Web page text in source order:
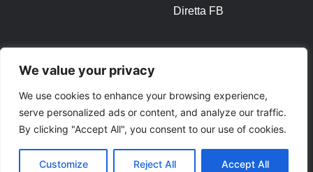
We value your privacy
We use cookies to enhance your browsing experience,
serve personalized ads or content, and analyze our traffic.
By clicking "Accept All", you consent to our use of cookies.
Customize Reject All Accept All
Diretta FB
Privacy Policy